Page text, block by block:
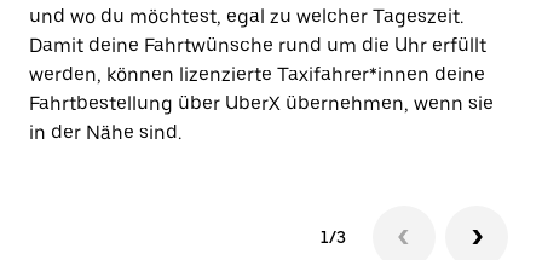
und wo du möchtest, egal zu welcher Tageszeit.
Damit deine Fahrtwünsche rund um die Uhr erfüllt
werden, können lizenzierte Taxifahrer*innen deine
Fahrtbestellung über UberX übernehmen, wenn sie
in der Nähe sind.
1/3